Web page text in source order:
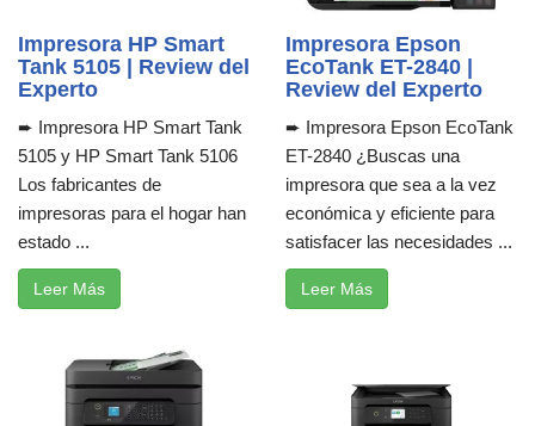
Impresora HP Smart
Tank 5105 | Review del
Experto
➨ Impresora HP Smart Tank
5105 y HP Smart Tank 5106
Los fabricantes de
impresoras para el hogar han
estado ...
Leer Más
Impresora Epson
EcoTank ET-2840 |
Review del Experto
➨ Impresora Epson EcoTank
ET-2840 ¿Buscas una
impresora que sea a la vez
económica y eficiente para
satisfacer las necesidades ...
Leer Más